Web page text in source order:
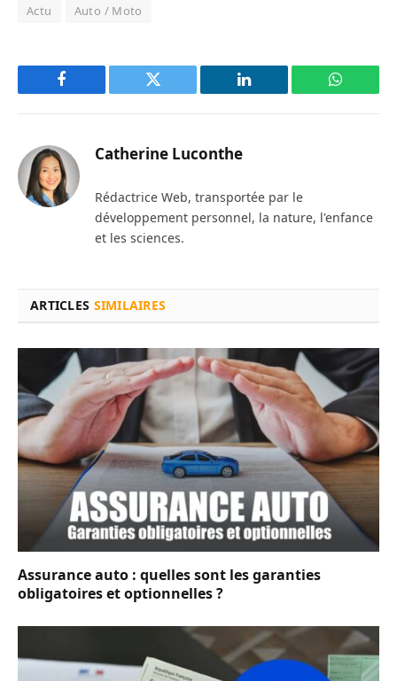
Actu Auto / Moto
Facebook Twitter LinkedIn
Catherine Luconthe
Rédactrice Web, transportée par le
développement personnel, la nature, l'enfance
et les sciences.
ARTICLES SIMILAIRES
Assurance auto : quelles sont les garanties
obligatoires et optionnelles ?